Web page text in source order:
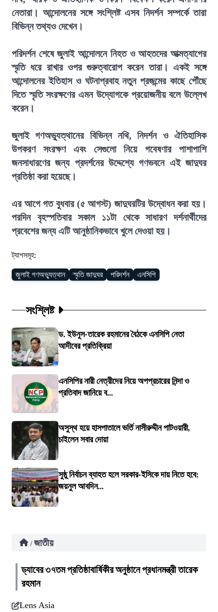
নেতারা। আন্দোলনের সঙ্গে সংশ্লিষ্ট এসব নিদর্শন সম্পর্কে তারা
বিভিন্ন তথ্যও দেখেন।
পরিদর্শন শেষে জুলাই আন্দোলনে নিহত ও আহতদের আত্মত্যাগের
স্মৃতি ধরে রাখার ওপর গুরুত্বারোপ করেন তারা। একই সঙ্গে
আন্দোলনের ইতিহাস ও ঘটনাপ্রবাহ নতুন প্রজন্মের কাছে পৌঁছে
দিতে স্মৃতি সংরক্ষণের এমন উদ্যোগকে প্রয়োজনীয় বলে উল্লেখ
করেন।
জুলাই গণঅভ্যুত্থানের বিভিন্ন নথি, নিদর্শন ও ঐতিহাসিক
উপকরণ সংরক্ষণ এবং সেগুলো নিয়ে গবেষণার পাশাপাশি
জনসাধারণের জন্য প্রদর্শনের উদ্দেশ্যে গণভবনে এই জাদুঘর
প্রতিষ্ঠা করা হয়েছে।
এর আগে গত বুধবার (৫ আগস্ট) জাদুঘরটির উদ্বোধন করা হয়।
পরদিন বৃহস্পতিবার সকাল ১১টা থেকে সাধারণ দর্শনার্থীদের
প্রবেশের জন্য এটি আনুষ্ঠানিকভাবে খুলে দেওয়া হয়।
ট্যাগসমূহ:
জুলাই গণঅভ্যুত্থান স্মৃতি জাদুঘর পরিদর্শন এনসিপি
সংশ্লিষ্ট
ড. ইউনূস-তারেক রহমানের বৈঠকে এনসিপি নেতা
আদীবের প্রতিক্রিয়া
এনসিপির নারী নেত্রীদের নিয়ে অপপ্রচারের নিন্দা ও
প্রতিবাদ জানিয়ে ব...
অসুস্থ হয়ে হাসপাতালে ভর্তি নাসীরুদ্দীন পাটওয়ারী,
চাইলেন সবার দোয়া
সুষ্ঠু নির্বাচন ব্যাহত হলে সরকার-ইসিকে দায় নিতে হবে:
জয়নুল আবদিন...
/ জাতীয়
ড্যাবের ৩৭তম প্রতিষ্ঠাবার্ষিকীর অনুষ্ঠানে প্রধানমন্ত্রী তারেক
রহমান
Lens Asia